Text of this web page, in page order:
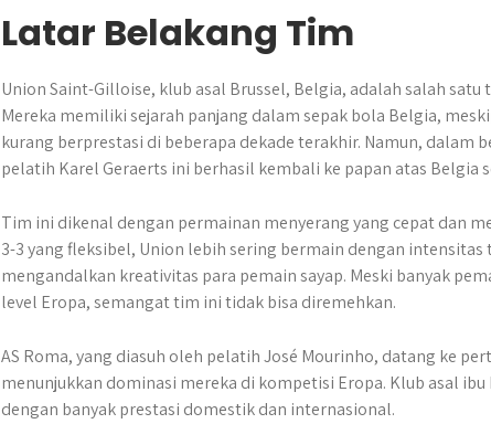
Latar Belakang Tim
Union Saint-Gilloise, klub asal Brussel, Belgia, adalah salah
Mereka memiliki sejarah panjang dalam sepak bola Belgia,
kurang berprestasi di beberapa dekade terakhir. Namun, dalam
pelatih Karel Geraerts ini berhasil kembali ke papan atas Belgia
Tim ini dikenal dengan permainan menyerang yang cepat dan
3-3 yang fleksibel, Union lebih sering bermain dengan
mengandalkan kreativitas para pemain sayap. Meski banyak
level Eropa, semangat tim ini tidak bisa diremehkan.
AS Roma, yang diasuh oleh pelatih José Mourinho, datang ke
menunjukkan dominasi mereka di kompetisi Eropa. Klub asal
dengan banyak prestasi domestik dan internasional.